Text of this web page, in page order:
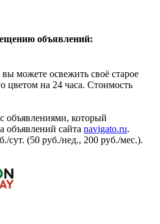
объявлений:
можете освежить своё старое
цветом на 24 часа. Стоимость
объявлениями, который
объявлений сайта navigato.ru.
сут. (50 руб./нед., 200 руб./мес.).